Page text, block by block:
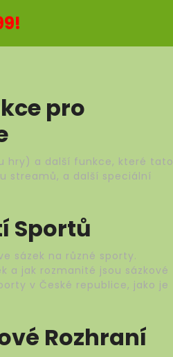
pro
hry) a další funkce, které tato
streamů, a další speciální
Sportů
sázek na různé sporty.
a jak rozmanité jsou sázkové
v České republice, jako je
Rozhraní